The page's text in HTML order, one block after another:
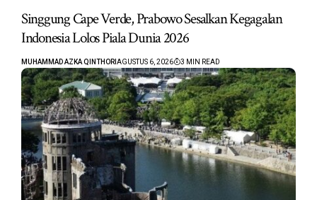
Singgung Cape Verde, Prabowo Sesalkan Kegagalan
Indonesia Lolos Piala Dunia 2026
MUHAMMAD AZKA QINTHORI AGUSTUS 6, 2026 3 MIN READ